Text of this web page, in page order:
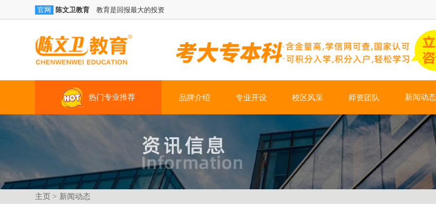
官网 陈文卫教育 教育是回报最大的投资
热门专业推荐
技能+学籍（学习时间：三年）
真账实操
技能+创就业（3-4个月）
品牌介绍 专业开设 校区风采 师资团队 新闻动态
热门资讯
学校新闻
会计培训
主页 > 新闻动态